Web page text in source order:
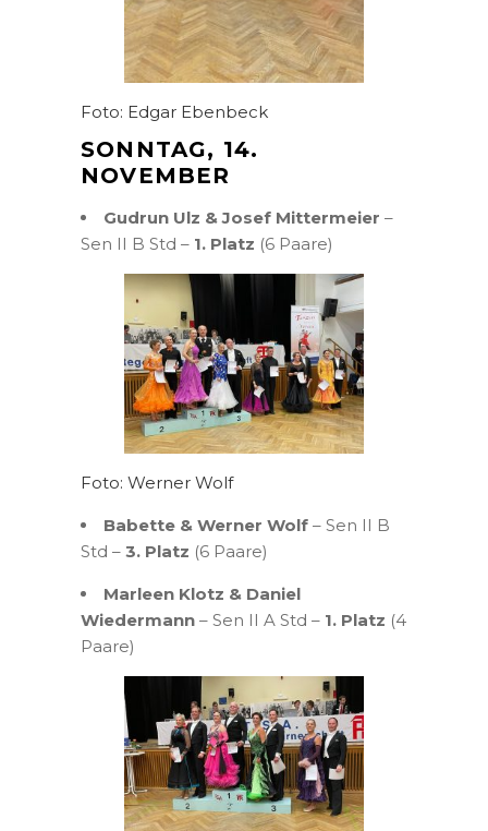
Foto: Edgar Ebenbeck
SONNTAG, 14.
NOVEMBER
Gudrun Ulz & Josef Mittermeier –
Sen II B Std – 1. Platz (6 Paare)
Foto: Werner Wolf
Babette & Werner Wolf – Sen II B
Std – 3. Platz (6 Paare)
Marleen Klotz & Daniel
Wiedermann – Sen II A Std – 1. Platz (4
Paare)